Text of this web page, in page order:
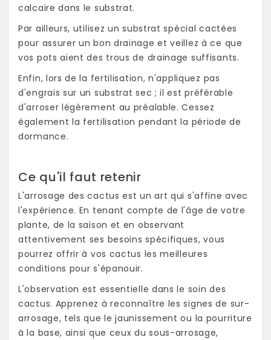
calcaire dans le substrat.
Par ailleurs, utilisez un substrat spécial cactées
pour assurer un bon drainage et veillez à ce que
vos pots aient des trous de drainage suffisants.
Enfin, lors de la fertilisation, n'appliquez pas
d'engrais sur un substrat sec ; il est préférable
d'arroser légèrement au préalable. Cessez
également la fertilisation pendant la période de
dormance.
Ce qu'il faut retenir
L'arrosage des cactus est un art qui s'affine avec
l'expérience. En tenant compte de l'âge de votre
plante, de la saison et en observant
attentivement ses besoins spécifiques, vous
pourrez offrir à vos cactus les meilleures
conditions pour s'épanouir.
L'observation est essentielle dans le soin des
cactus. Apprenez à reconnaître les signes de sur-
arrosage, tels que le jaunissement ou la pourriture
à la base, ainsi que ceux du sous-arrosage,